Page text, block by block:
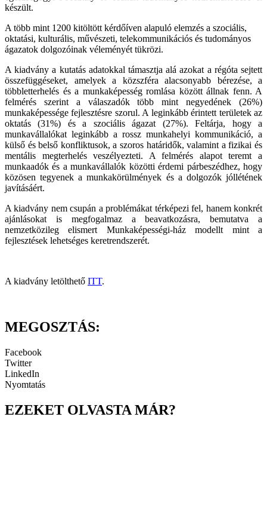
készült.
A több mint 1200 kitöltött kérdőíven alapuló elemzés a szociális,
oktatási, kulturális, művészeti, telekommunikációs és tudományos
ágazatok dolgozóinak véleményét tükrözi.
A kiadvány a kutatás adatokkal támasztja alá azokat a régóta sejtett
összefüggéseket, amelyek a közszféra alacsonyabb bérezése, a
többletterhelés és a munkaképesség romlása között állnak fenn. A
felmérés szerint a válaszadók több mint negyedének (26%)
munkaképessége fejlesztésre szorul. A leginkább érintett területek az
oktatás (31%) és a szociális ágazat (27%). Feltárja, hogy a
munkavállalókat leginkább a rossz munkahelyi kommunikáció, a
külső és belső konfliktusok, a szoros határidők, valamint a fizikai és
mentális megterhelés veszélyezteti. A felmérés alapot teremt a
munkaadók és a munkavállalók közötti érdemi párbeszédhez, hogy
közösen tegyenek a munkakörülmények és a dolgozók jóllétének
javításáért.
A kiadvány nem csupán a problémákat térképezi fel, hanem konkrét
ajánlásokat is megfogalmaz a beavatkozásra, bemutatva a
nemzetközileg elismert Munkaképességi-ház modellt mint a
fejlesztések lehetséges keretrendszerét.
A kiadvány letölthető ITT.
MEGOSZTÁS:
Facebook
Twitter
LinkedIn
Nyomtatás
EZEKET OLVASTA MÁR?